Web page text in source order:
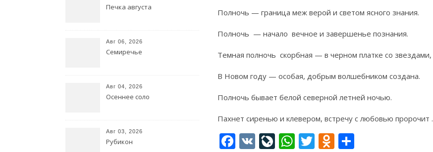
Печка августа
Авг 06, 2026
Семиречье
Авг 04, 2026
Осеннее соло
Авг 03, 2026
Рубикон
Полночь — граница меж верой и светом ясного знания.
Полночь — начало вечное и завершенье познания.
Темная полночь скорбная — в черном платке со звездами,
В Новом году — особая, добрым волшебником создана.
Полночь бывает белой северной летней ночью.
Пахнет сиренью и клевером, встречу с любовью пророчит .
Facebook
VK LiveJournal
WhatsApp
TwitterOdnoklassniki